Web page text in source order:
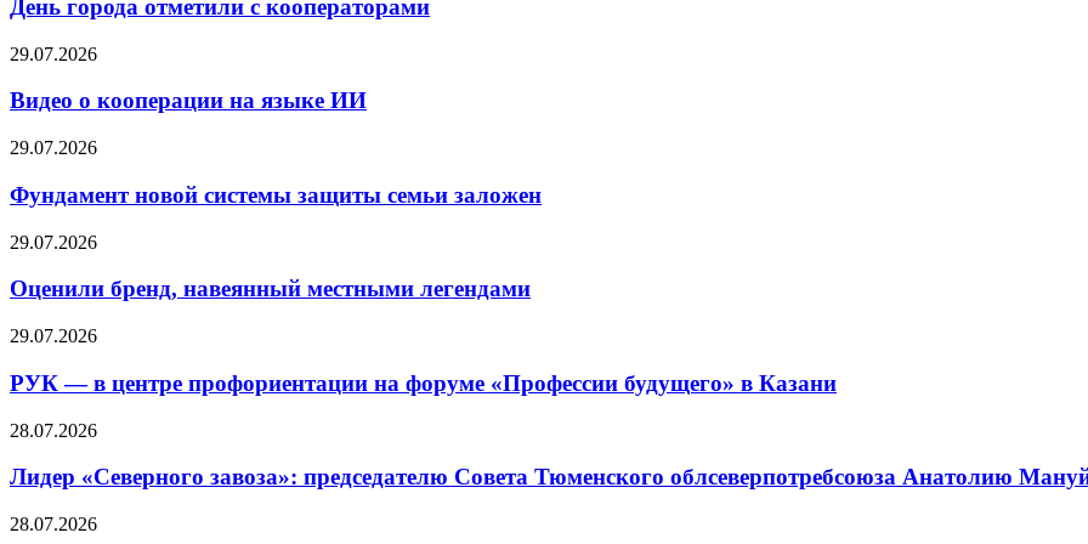
День города отметили с кооператорами
29.07.2026
Видео о кооперации на языке ИИ
29.07.2026
Фундамент новой системы защиты семьи заложен
29.07.2026
Оценили бренд, навеянный местными легендами
29.07.2026
РУК — в центре профориентации на форуме «Профессии будущего» в Казани
28.07.2026
Лидер «Северного завоза»: председателю Совета Тюменского облсеверпотребсоюза Анатолию
28.07.2026